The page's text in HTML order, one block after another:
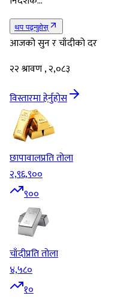
थप पढ्नुहोस्
आजको सुन र चाँदीको दर
२२ श्रावण , २,०८३
विस्तारमा हेर्नुहोस
छापावालप्रति तोला
२,९६,९००
९००
चाँदीप्रति तोला
४,५८०
१०